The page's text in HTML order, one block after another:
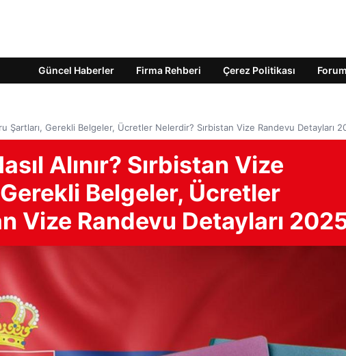
Güncel Haberler Firma Rehberi Çerez Politikası Forum
Şartları, Gerekli Belgeler, Ücretler Nelerdir? Sırbistan Vize Randevu Detayları
Alınır? Sırbistan Vize
Belgeler, Ücretler
Vize Randevu Detayları